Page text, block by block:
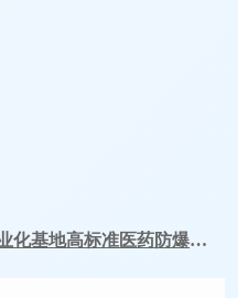
贝达药业（嵊州）创新药产业化基地高标准医药防爆冷库建造工程案例